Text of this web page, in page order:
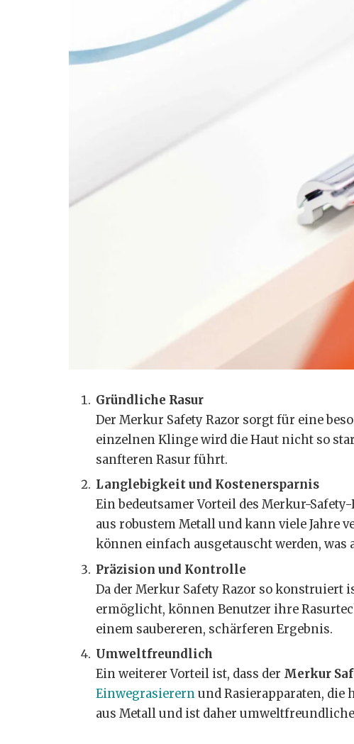
Gründliche Rasur
Der Merkur Safety Razor sorgt für eine
einzelnen Klinge wird die Haut nicht so
sanfteren Rasur führt.
Langlebigkeit und Kostenersparnis
Ein bedeutsamer Vorteil des Merkur-
aus robustem Metall und kann viele Jahre
können einfach ausgetauscht werden, was
Präzision und Kontrolle
Da der Merkur Safety Razor so konstruiert
ermöglicht, können Benutzer ihre
einem saubereren, schärferen Ergebnis.
Umweltfreundlich
Ein weiterer Vorteil ist, dass der Merkur
Einwegrasierernund Rasierapparaten, die
aus Metall und ist daher